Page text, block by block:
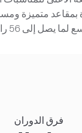
بمقاعد متميزة
لما يصل إلى 56 راكبًا.
فرق الدوران